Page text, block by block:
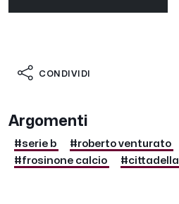
CONDIVIDI
Argomenti
#serie b #roberto venturato
#frosinone calcio